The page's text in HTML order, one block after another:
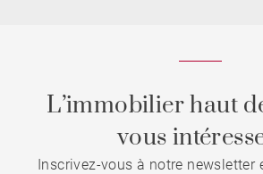
L’immobilier haut
vous
Inscrivez-vous à notre newsletter